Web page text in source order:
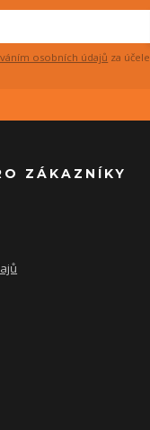
osobních údajů za
ZÁKAZNÍKY